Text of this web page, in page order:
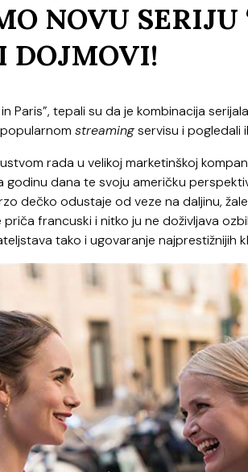
NOVU
DOJMOVI!
Paris”, tepali su da je kombinacija
streamingservisu i pogledali
rada u velikoj marketinškoj
godinu dana te svoju američku
dečko odustaje od veze na daljinu,
francuski i nitko ju ne doživljava
tako i ugovaranje najprestižnijih